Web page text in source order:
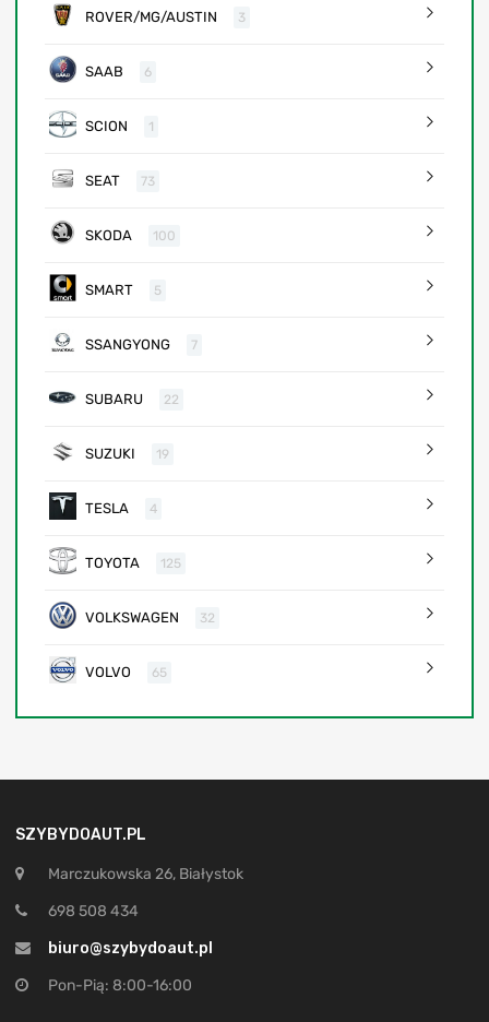
ROVER/MG/AUSTIN 3
SAAB 6
SCION 1
SEAT 73
SKODA 100
SMART 5
SSANGYONG 7
SUBARU 22
SUZUKI 19
TESLA 4
TOYOTA 125
VOLKSWAGEN 32
VOLVO 65
SZYBYDOAUT.PL
Marczukowska 26, Białystok
698 508 434
biuro@szybydoaut.pl
Pon-Pią: 8:00-16:00